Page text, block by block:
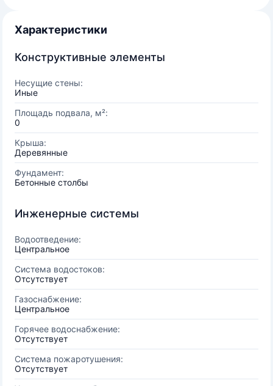
Характеристики
Конструктивные элементы
Несущие стены:
Иные
Площадь подвала, м²:
0
Крыша:
Деревянные
Фундамент:
Бетонные столбы
Инженерные системы
Водоотведение:
Центральное
Система водостоков:
Отсутствует
Газоснабжение:
Центральное
Горячее водоснабжение:
Отсутствует
Система пожаротушения:
Отсутствует